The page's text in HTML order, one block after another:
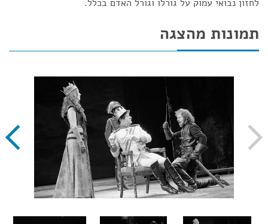
לחזון נבואי עמוק על גורלו וגורל האדם בכלל.
תמונות מהצגה